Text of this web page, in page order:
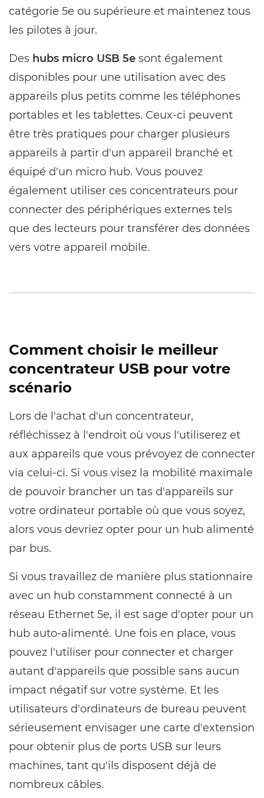
catégorie 5e ou supérieure et maintenez tous
les pilotes à jour.
Des hubs micro USB 5e sont également
disponibles pour une utilisation avec des
appareils plus petits comme les téléphones
portables et les tablettes. Ceux-ci peuvent
être très pratiques pour charger plusieurs
appareils à partir d'un appareil branché et
équipé d'un micro hub. Vous pouvez
également utiliser ces concentrateurs pour
connecter des périphériques externes tels
que des lecteurs pour transférer des données
vers votre appareil mobile.
Comment choisir le meilleur
concentrateur USB pour votre
scénario
Lors de l'achat d'un concentrateur,
réfléchissez à l'endroit où vous l'utiliserez et
aux appareils que vous prévoyez de connecter
via celui-ci. Si vous visez la mobilité maximale
de pouvoir brancher un tas d'appareils sur
votre ordinateur portable où que vous soyez,
alors vous devriez opter pour un hub alimenté
par bus.
Si vous travaillez de manière plus stationnaire
avec un hub constamment connecté à un
réseau Ethernet 5e, il est sage d'opter pour un
hub auto-alimenté. Une fois en place, vous
pouvez l'utiliser pour connecter et charger
autant d'appareils que possible sans aucun
impact négatif sur votre système. Et les
utilisateurs d'ordinateurs de bureau peuvent
sérieusement envisager une carte d'extension
pour obtenir plus de ports USB sur leurs
machines, tant qu'ils disposent déjà de
nombreux câbles.